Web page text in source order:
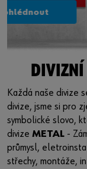
DIVIZNÍ
Každá naše divize
divize, jsme si pro
symbolické slovo,
divize METAL -
průmysl,
střechy, montáže,